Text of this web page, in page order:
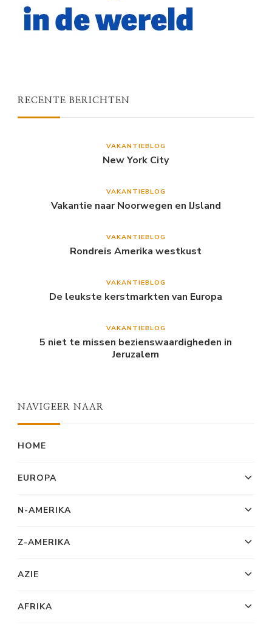
RECENTE BERICHTEN
VAKANTIEBLOG
New York City
VAKANTIEBLOG
Vakantie naar Noorwegen en IJsland
VAKANTIEBLOG
Rondreis Amerika westkust
VAKANTIEBLOG
De leukste kerstmarkten van Europa
VAKANTIEBLOG
5 niet te missen bezienswaardigheden in
Jeruzalem
NAVIGEER NAAR
HOME
EUROPA
N-AMERIKA
Z-AMERIKA
AZIE
AFRIKA